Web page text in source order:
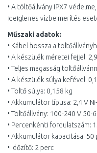
• A töltőállvány IPX7
ideiglenes vízbe merítés
Műszaki adatok:
• Kábel hossza a
• A készülék méretei fejjel:
• Teljes magasság
• A készülék súlya kefével:
• Töltő súlya: 0,158 kg
• Akkumulátor típusa: 2,4 V
• Töltőállvány: 100-240 V 50-
• Percenkénti fordulatszám:
• Akkumulátor kapacitása: 50
• Időzítő: 2 perc